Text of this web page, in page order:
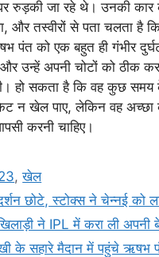
रुड़की जा रहे थे। उनकी कार
और तस्वीरों से पता चलता है
पंत को एक बहुत ही गंभीर
और उन्हें अपनी चोटों को ठीक
हो सकता है कि वह कुछ समय
न खेल पाए, लेकिन वह अच्छा
करनी चाहिए।
,खेल
छोटे, स्टोक्स ने चेन्नई को
ने IPL में करा ली अपनी
के सहारे मैदान में पहुंचे ऋषभ